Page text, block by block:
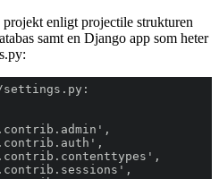
enligt projectile strukturen
samt en Django app som heter